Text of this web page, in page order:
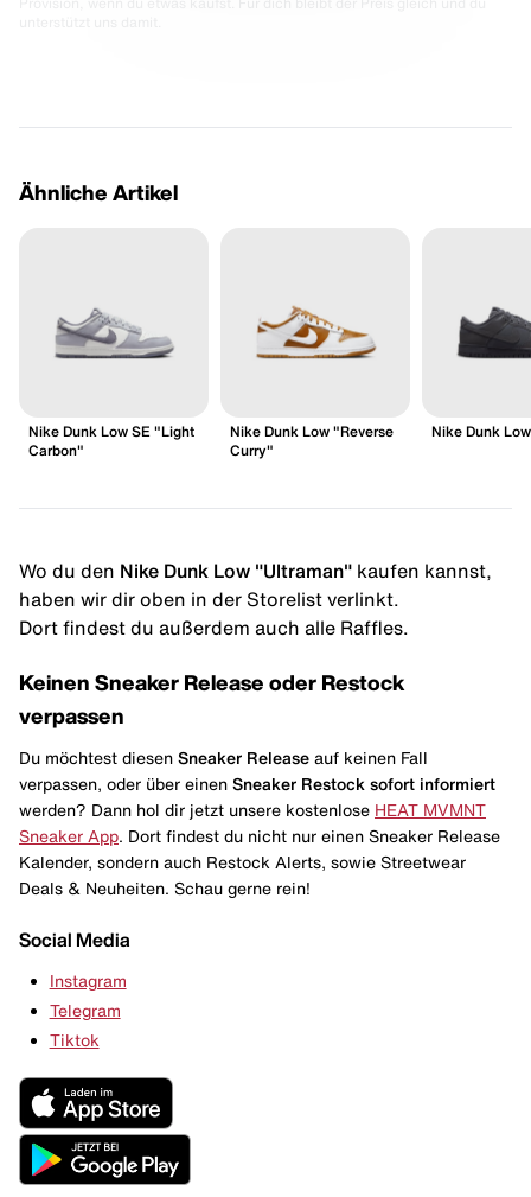
Ähnliche Artikel
Nike Dunk Low SE "Light
Carbon"
Nike Dunk Low "Reverse
Curry"
Nike Dunk
Wo du den Nike Dunk Low "Ultraman" kaufen kannst,
haben wir dir oben in der Storelist verlinkt.
Dort findest du außerdem auch alle Raffles.
Keinen Sneaker Release oder Restock
verpassen
Du möchtest diesen Sneaker Release auf keinen Fall
verpassen, oder über einen Sneaker Restock sofort informiert
werden? Dann hol dir jetzt unsere kostenlose HEAT MVMNT
Sneaker App . Dort findest du nicht nur einen Sneaker Release
Kalender, sondern auch Restock Alerts, sowie Streetwear
Deals & Neuheiten. Schau gerne rein!
Social Media
Instagram
Telegram
Tiktok